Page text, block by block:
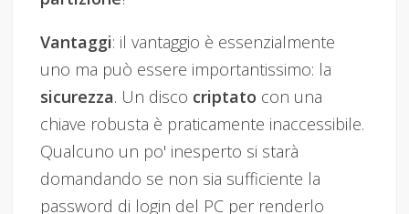
Vantaggi: il vantaggio è essenzialmente
uno ma può essere importantissimo: la
sicurezza. Un disco criptato con una
chiave robusta è praticamente inaccessibile.
Qualcuno un po' inesperto si starà
domandando se non sia sufficiente la
password di login del PC per renderlo